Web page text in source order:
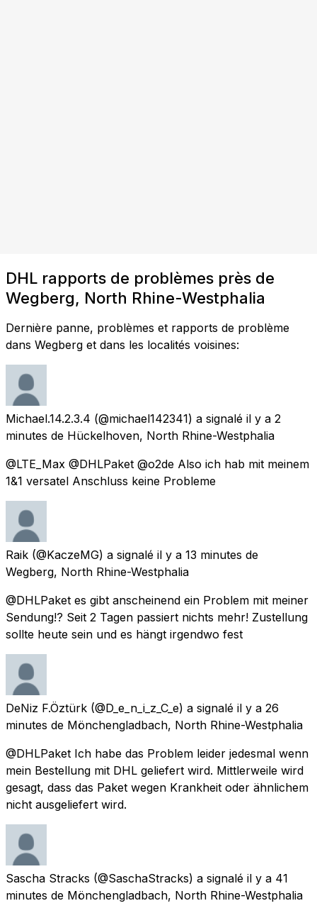
DHL rapports de problèmes près de
Wegberg, North Rhine-Westphalia
Dernière panne, problèmes et rapports de problème
dans Wegberg et dans les localités voisines:
Michael.14.2.3.4 (@michael142341) a signalé il y a 2
minutes de Hückelhoven, North Rhine-Westphalia
@LTE_Max @DHLPaket @o2de Also ich hab mit meinem
1&1 versatel Anschluss keine Probleme
Raik (@KaczeMG) a signalé il y a 13 minutes de
Wegberg, North Rhine-Westphalia
@DHLPaket es gibt anscheinend ein Problem mit meiner
Sendung!? Seit 2 Tagen passiert nichts mehr! Zustellung
sollte heute sein und es hängt irgendwo fest
DeNiz F.Öztürk (@D_e_n_i_z_C_e) a signalé il y a 26
minutes de Mönchengladbach, North Rhine-Westphalia
@DHLPaket Ich habe das Problem leider jedesmal wenn
mein Bestellung mit DHL geliefert wird. Mittlerweile wird
gesagt, dass das Paket wegen Krankheit oder ähnlichem
nicht ausgeliefert wird.
Sascha Stracks (@SaschaStracks) a signalé il y a 41
minutes de Mönchengladbach, North Rhine-Westphalia